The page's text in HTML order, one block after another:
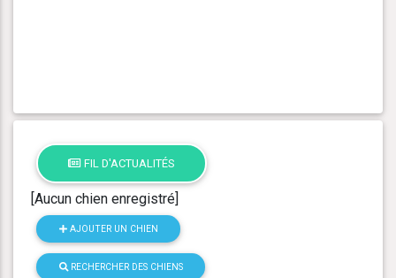
FIL D'ACTUALITÉS
[Aucun chien enregistré]
AJOUTER UN CHIEN
RECHERCHER DES CHIENS